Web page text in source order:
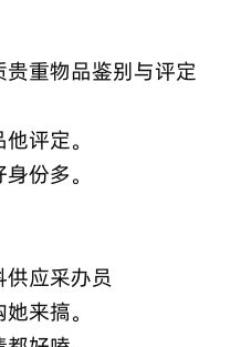
重物品鉴别与评定
评定。
份多。
应采办员
来搞。